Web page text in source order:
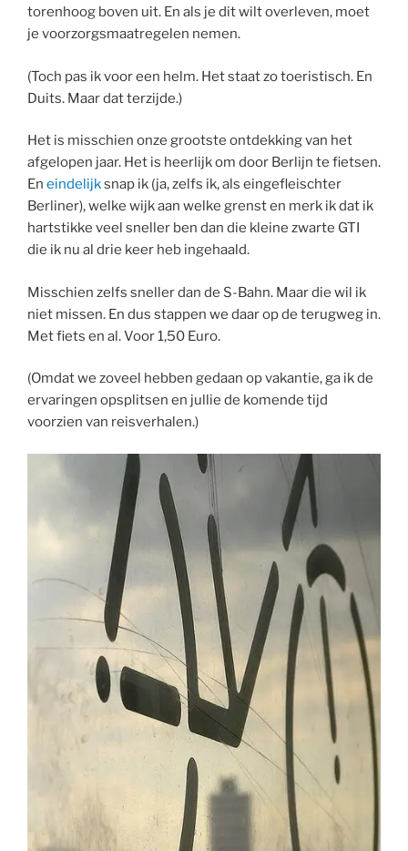
torenhoog boven uit. En als je dit wilt overleven, moet
je voorzorgsmaatregelen nemen.
(Toch pas ik voor een helm. Het staat zo toeristisch. En
Duits. Maar dat terzijde.)
Het is misschien onze grootste ontdekking van het
afgelopen jaar. Het is heerlijk om door Berlijn te fietsen.
En eindelijksnap ik (ja, zelfs ik, als eingefleischter
Berliner), welke wijk aan welke grenst en merk ik dat ik
hartstikke veel sneller ben dan die kleine zwarte GTI
die ik nu al drie keer heb ingehaald.
Misschien zelfs sneller dan de S-Bahn. Maar die wil ik
niet missen. En dus stappen we daar op de terugweg in.
Met fiets en al. Voor 1,50 Euro.
(Omdat we zoveel hebben gedaan op vakantie, ga ik de
ervaringen opsplitsen en jullie de komende tijd
voorzien van reisverhalen.)